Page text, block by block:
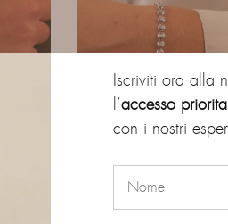
Bracciali
BRACCIALE TENNIS A
CIPOLLINA
Iscriviti ora alla
l’accesso
con i nostri